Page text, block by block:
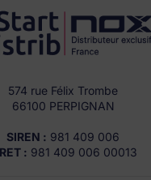
574 rue Félix Trombe
66100 PERPIGNAN
SIREN : 981 409 006
: 981 409 006 00013